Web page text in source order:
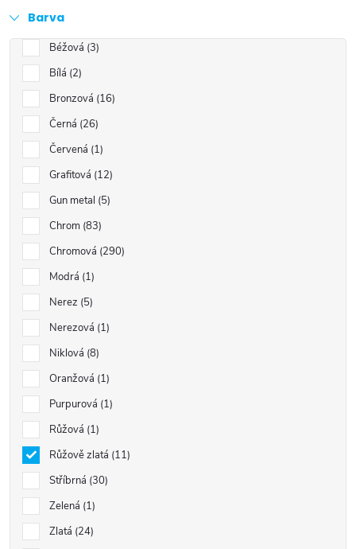
Barva
Béžová 3
Bílá 2
Bronzová 16
Černá 26
Červená 1
Grafitová 12
Gun metal 5
Chrom 83
Chromová 290
Modrá 1
Nerez 5
Nerezová 1
Niklová 8
Oranžová 1
Purpurová 1
Růžová 1
Růžově zlatá 11
Stříbrná 30
Zelená 1
Zlatá 24